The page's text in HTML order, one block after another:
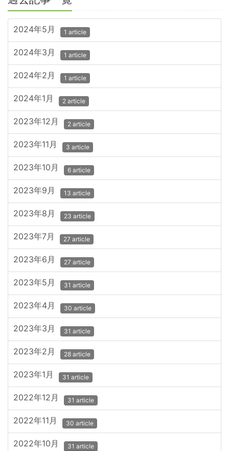
2024年5月 1 article
2024年3月 1 article
2024年2月 1 article
2024年1月 2 article
2023年12月 2 article
2023年11月 3 article
2023年10月 6 article
2023年9月 13 article
2023年8月 23 article
2023年7月 27 article
2023年6月 27 article
2023年5月 31 article
2023年4月 30 article
2023年3月 31 article
2023年2月 28 article
2023年1月 31 article
2022年12月 31 article
2022年11月 30 article
2022年10月 31 article